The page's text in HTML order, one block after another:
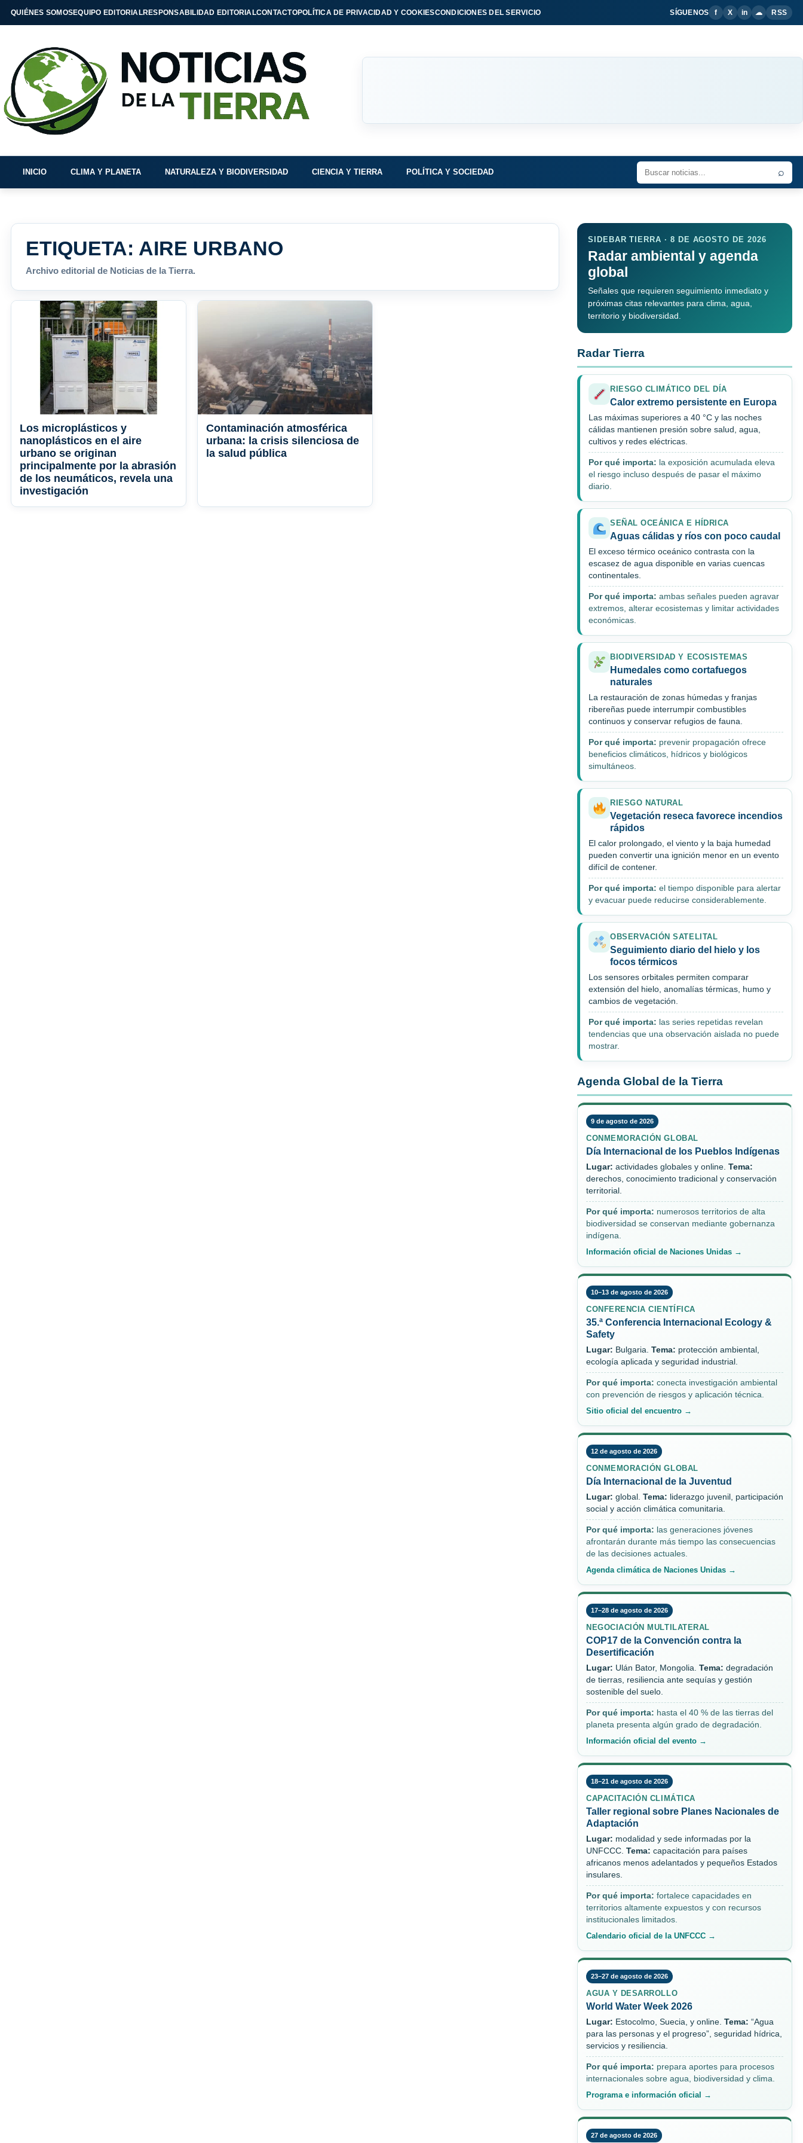
QUIÉNES SOMOSEQUIPO EDITORIALRESPONSABILIDAD EDITORIALCONTACTOPOLÍTICA DE PRIVACIDAD Y COOKIESCONDICIONES DEL SERVICIO SÍGUENOS f X in ☁ RSS
INICIO CLIMA Y PLANETA NATURALEZA Y BIODIVERSIDAD CIENCIA Y TIERRA POLÍTICA Y SOCIEDAD ⌕
ETIQUETA: AIRE URBANO
Archivo editorial de Noticias de la Tierra.
Los microplásticos y
nanoplásticos en el aire
urbano se originan
principalmente por la abrasión
de los neumáticos, revela una
investigación
Contaminación atmosférica
urbana: la crisis silenciosa de
la salud pública
SIDEBAR TIERRA · 8 DE AGOSTO DE 2026
Radar ambiental y agenda
global
Señales que requieren seguimiento inmediato y
próximas citas relevantes para clima, agua,
territorio y biodiversidad.
Radar Tierra
RIESGO CLIMÁTICO DEL DÍA
Calor extremo persistente en Europa
Las máximas superiores a 40 °C y las noches
cálidas mantienen presión sobre salud, agua,
cultivos y redes eléctricas.
Por qué importa: la exposición acumulada eleva
el riesgo incluso después de pasar el máximo
diario.
SEÑAL OCEÁNICA E HÍDRICA
Aguas cálidas y ríos con poco caudal
El exceso térmico oceánico contrasta con la
escasez de agua disponible en varias cuencas
continentales.
Por qué importa: ambas señales pueden agravar
extremos, alterar ecosistemas y limitar actividades
económicas.
BIODIVERSIDAD Y ECOSISTEMAS
Humedales como cortafuegos
naturales
La restauración de zonas húmedas y franjas
ribereñas puede interrumpir combustibles
continuos y conservar refugios de fauna.
Por qué importa: prevenir propagación ofrece
beneficios climáticos, hídricos y biológicos
simultáneos.
RIESGO NATURAL
Vegetación reseca favorece incendios
rápidos
El calor prolongado, el viento y la baja humedad
pueden convertir una ignición menor en un evento
difícil de contener.
Por qué importa: el tiempo disponible para alertar
y evacuar puede reducirse considerablemente.
OBSERVACIÓN SATELITAL
Seguimiento diario del hielo y los
focos térmicos
Los sensores orbitales permiten comparar
extensión del hielo, anomalías térmicas, humo y
cambios de vegetación.
Por qué importa: las series repetidas revelan
tendencias que una observación aislada no puede
mostrar.
Agenda Global de la Tierra
9 de agosto de 2026
CONMEMORACIÓN GLOBAL
Día Internacional de los Pueblos Indígenas
Lugar: actividades globales y online. Tema:
derechos, conocimiento tradicional y conservación
territorial.
Por qué importa: numerosos territorios de alta
biodiversidad se conservan mediante gobernanza
indígena.
Información oficial de Naciones Unidas →
10–13 de agosto de 2026
CONFERENCIA CIENTÍFICA
35.ª Conferencia Internacional Ecology &
Safety
Lugar: Bulgaria. Tema: protección ambiental,
ecología aplicada y seguridad industrial.
Por qué importa: conecta investigación ambiental
con prevención de riesgos y aplicación técnica.
Sitio oficial del encuentro →
12 de agosto de 2026
CONMEMORACIÓN GLOBAL
Día Internacional de la Juventud
Lugar: global. Tema: liderazgo juvenil, participación
social y acción climática comunitaria.
Por qué importa: las generaciones jóvenes
afrontarán durante más tiempo las consecuencias
de las decisiones actuales.
Agenda climática de Naciones Unidas →
17–28 de agosto de 2026
NEGOCIACIÓN MULTILATERAL
COP17 de la Convención contra la
Desertificación
Lugar: Ulán Bator, Mongolia. Tema: degradación
de tierras, resiliencia ante sequías y gestión
sostenible del suelo.
Por qué importa: hasta el 40 % de las tierras del
planeta presenta algún grado de degradación.
Información oficial del evento →
18–21 de agosto de 2026
CAPACITACIÓN CLIMÁTICA
Taller regional sobre Planes Nacionales de
Adaptación
Lugar: modalidad y sede informadas por la
UNFCCC. Tema: capacitación para países
africanos menos adelantados y pequeños Estados
insulares.
Por qué importa: fortalece capacidades en
territorios altamente expuestos y con recursos
institucionales limitados.
Calendario oficial de la UNFCCC →
23–27 de agosto de 2026
AGUA Y DESARROLLO
World Water Week 2026
Lugar: Estocolmo, Suecia, y online. Tema: “Agua
para las personas y el progreso”, seguridad hídrica,
servicios y resiliencia.
Por qué importa: prepara aportes para procesos
internacionales sobre agua, biodiversidad y clima.
Programa e información oficial →
27 de agosto de 2026